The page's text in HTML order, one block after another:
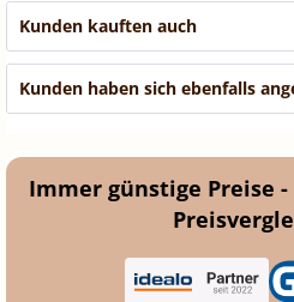
Kunden kauften auch
Kunden haben sich ebenfalls
Immer günstige Preise